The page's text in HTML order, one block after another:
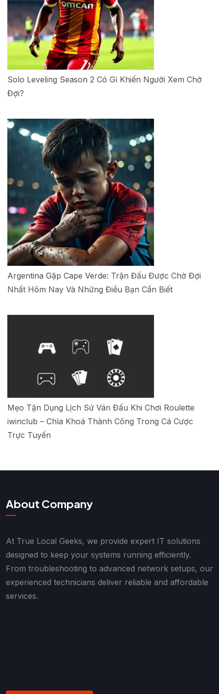
Solo Leveling Season 2 Có Gì Khiến Người Xem Chờ
Đợi?
Argentina Gặp Cape Verde: Trận Đấu Được Chờ Đợi
Nhất Hôm Nay Và Những Điều Bạn Cần Biết
Mẹo Tận Dụng Lịch Sử Ván Đấu Khi Chơi Roulette
iwinclub – Chìa Khoá Thành Công Trong Cá Cược
Trực Tuyến
About Company
At True Local Geeks, we provide expert IT solutions
designed to keep your systems running efficiently.
From troubleshooting to advanced network setups, our
experienced technicians deliver reliable and affordable
services.